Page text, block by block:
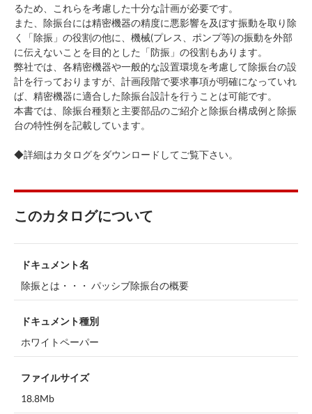
るため、これらを考慮した十分な計画が必要です。
また、除振台には精密機器の精度に悪影響を及ぼす振動を取り除
く「除振」の役割の他に、機械(プレス、ポンプ等)の振動を外部
に伝えないことを目的とした「防振」の役割もあります。
弊社では、各精密機器や一般的な設置環境を考慮して除振台の設
計を行っておりますが、計画段階で要求事項が明確になっていれ
ば、精密機器に適合した除振台設計を行うことは可能です。
本書では、除振台種類と主要部品のご紹介と除振台構成例と除振
台の特性例を記載しています。
◆詳細はカタログをダウンロードしてご覧下さい。
このカタログについて
ドキュメント名
除振とは・・・ パッシブ除振台の概要
ドキュメント種別
ホワイトペーパー
ファイルサイズ
18.8Mb